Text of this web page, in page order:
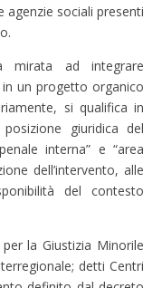
agenzie sociali presenti
mirata ad integrare
un progetto organico
si qualifica in
giuridica del
interna” e “area
dell’intervento, alle
del contesto
la Giustizia Minorile
detti Centri